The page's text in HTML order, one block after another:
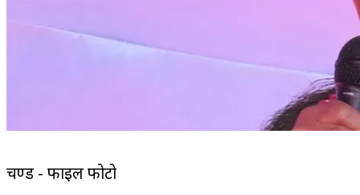
प्रचण्ड - फाइल फोटो